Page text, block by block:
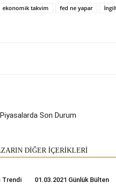
ekonomik takvim fed ne yapar
Son Durum
DİĞER İÇERİKLERİ
Trendi
01.03.2021 Günlük Bülten